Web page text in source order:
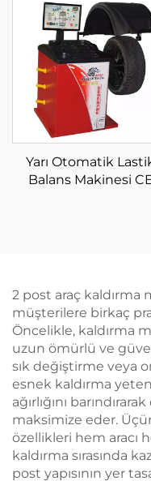
Yarı Otomatik
Balans Makinesi
2 post araç kaldırma
müşterilere birkaç
Öncelikle, kaldırma
uzun ömürlü ve
sık değiştirme veya
esnek kaldırma
ağırlığını
maksimize eder.
özellikleri hem aracı
kaldırma sırasında
post yapısının yer